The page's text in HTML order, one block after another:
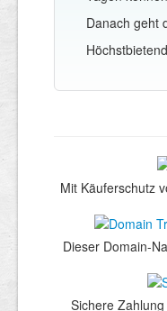
Danach geht
Mit Käuferschutz
Dieser Domain-
Sichere